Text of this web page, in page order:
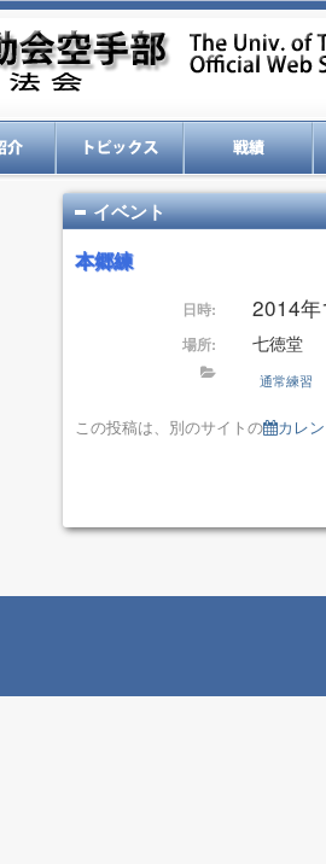
イベント
本郷練
日時: 2014
場所: 七徳堂
通常練習
この投稿は、別のサイトの カレ